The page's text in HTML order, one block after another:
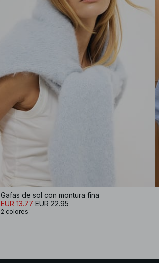
Gafas de sol con montura fina
EUR 13.77 EUR 22.95
2 colores